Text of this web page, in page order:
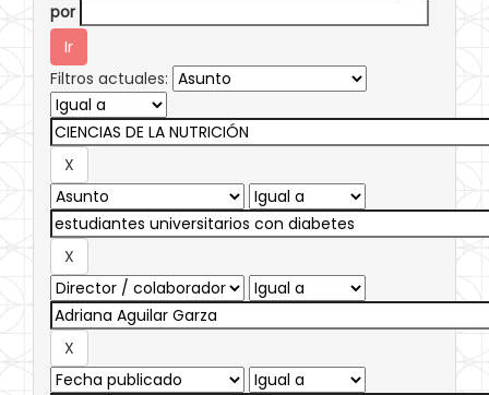
por
Filtros actuales: